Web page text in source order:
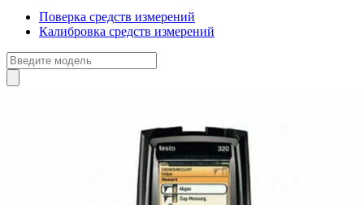
Поверка средств измерений
Калибровка средств измерений